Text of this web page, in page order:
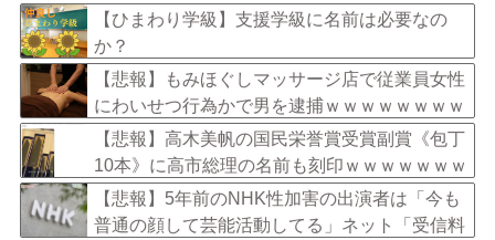
【ひまわり学級】支援学級に名前は必要なの
か？
【悲報】もみほぐしマッサージ店で従業員女性
にわいせつ行為かで男を逮捕ｗｗｗｗｗｗｗｗ
ｗ
【悲報】高木美帆の国民栄誉賞受賞副賞《包丁
10本》に高市総理の名前も刻印ｗｗｗｗｗｗｗ
ｗｗ
【悲報】5年前のNHK性加害の出演者は「今も
普通の顔して芸能活動してる」ネット「受信料